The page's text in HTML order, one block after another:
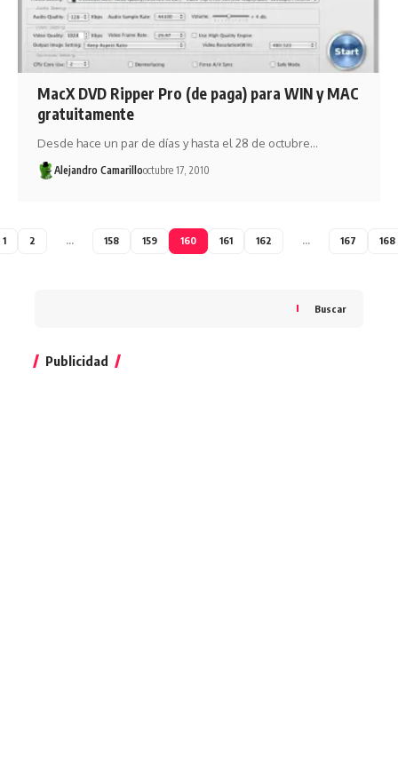
MacX DVD Ripper Pro (de paga) para WIN y MAC
gratuitamente
Desde hace un par de días y hasta el 28 de octubre…
Alejandro Camarillooctubre 17, 2010
1 2 … 158 159 160 161 162 … 167 168
Buscar
Publicidad